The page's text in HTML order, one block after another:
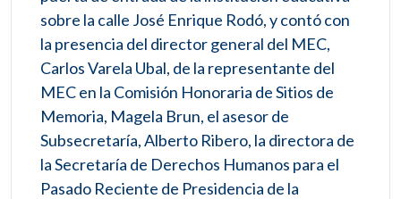
sobre la calle José Enrique Rodó, y contó con
la presencia del director general del MEC,
Carlos Varela Ubal, de la representante del
MEC en la Comisión Honoraria de Sitios de
Memoria, Magela Brun, el asesor de
Subsecretaría, Alberto Ribero, la directora de
la Secretaría de Derechos Humanos para el
Pasado Reciente de Presidencia de la